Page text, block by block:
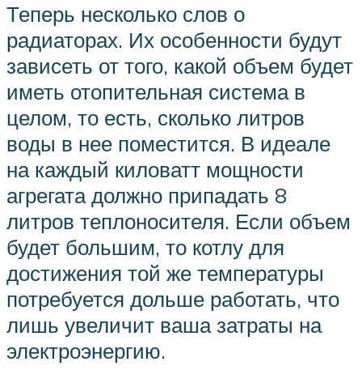
Теперь несколько слов о
радиаторах. Их особенности будут
зависеть от того, какой объем будет
иметь отопительная система в
целом, то есть, сколько литров
воды в нее поместится. В идеале
на каждый киловатт мощности
агрегата должно припадать 8
литров теплоносителя. Если объем
будет большим, то котлу для
достижения той же температуры
потребуется дольше работать, что
лишь увеличит ваша затраты на
электроэнергию.